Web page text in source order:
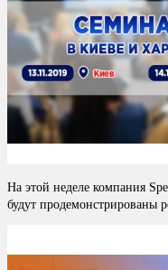
На этой неделе компания
будут продемонстрированы